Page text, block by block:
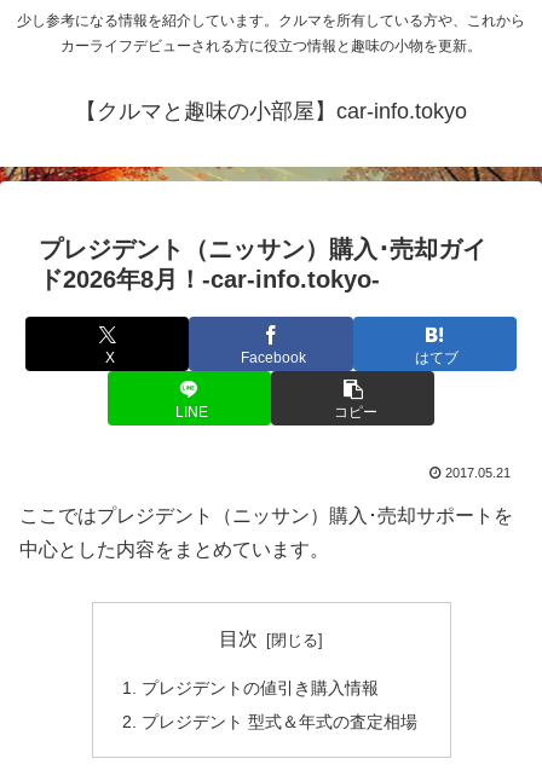
少し参考になる情報を紹介しています。クルマを所有している方や、これから
カーライフデビューされる方に役立つ情報と趣味の小物を更新。
【クルマと趣味の小部屋】car-info.tokyo
プレジデント（ニッサン）購入･売却ガイ
ド2026年8月！-car-info.tokyo-
X Facebook はてブ
LINE コピー
2017.05.21
ここではプレジデント（ニッサン）購入･売却サポートを
中心とした内容をまとめています。
目次
プレジデントの値引き購入情報
プレジデント 型式＆年式の査定相場